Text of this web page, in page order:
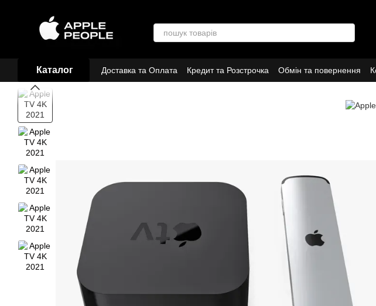
Каталог Доставка та Оплата Кредит та Розстрочка Обмін та повернення
Договір публічної оферти
Партнери Про нас